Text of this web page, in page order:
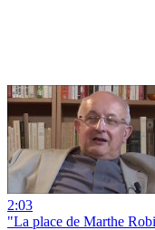
2:03
"La place de Marthe